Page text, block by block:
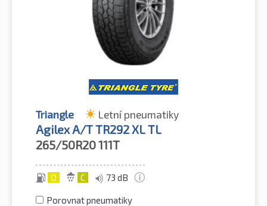
Triangle Letní pneumatiky
Agilex A/T TR292 XL TL
265/50R20111T
D C 73 dB
Porovnat pneumatiky